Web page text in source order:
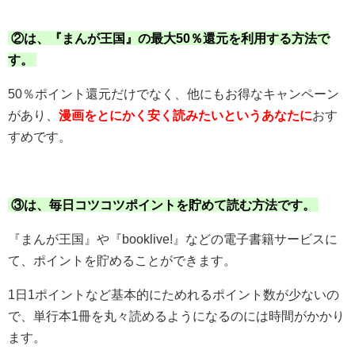
②は、『まんが王国』の最大50％還元を利用する方法で
す。
50％ポイント還元だけでなく、他にもお得なキャンペーン
があり、 漫画をとにかく安く読みたいというあなたにおす
すめです。
③は、毎日コツコツポイントを貯めて読む方法です。
『まんが王国』や『booklive!』などの電子書籍サービスに
て、ポイントを貯めることができます。
1日1ポイントなど基本的にためれるポイント数が少ないの
で、単行本1冊を丸々読めるようになるのには時間がかかり
ます。